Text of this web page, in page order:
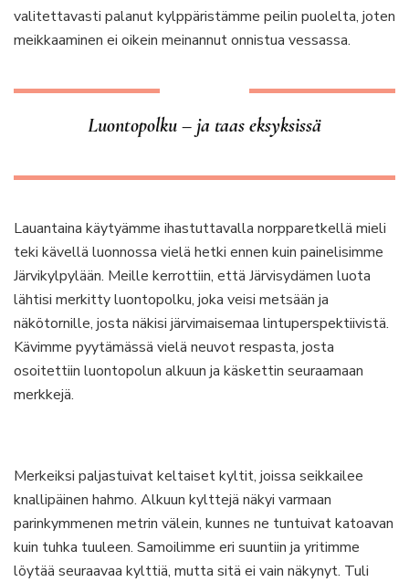
valitettavasti palanut kylppäristämme peilin puolelta, joten
meikkaaminen ei oikein meinannut onnistua vessassa.
Luontopolku – ja taas eksyksissä
Lauantaina käytyämme ihastuttavalla norpparetkellä mieli
teki kävellä luonnossa vielä hetki ennen kuin painelisimme
Järvikylpylään. Meille kerrottiin, että Järvisydämen luota
lähtisi merkitty luontopolku, joka veisi metsään ja
näkötornille, josta näkisi järvimaisemaa lintuperspektiivistä.
Kävimme pyytämässä vielä neuvot respasta, josta
osoitettiin luontopolun alkuun ja käskettin seuraamaan
merkkejä.
Merkeiksi paljastuivat keltaiset kyltit, joissa seikkailee
knallipäinen hahmo. Alkuun kylttejä näkyi varmaan
parinkymmenen metrin välein, kunnes ne tuntuivat katoavan
kuin tuhka tuuleen. Samoilimme eri suuntiin ja yritimme
löytää seuraavaa kylttiä, mutta sitä ei vain näkynyt. Tuli